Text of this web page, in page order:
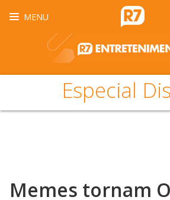
MENU
Especial
Memes tornam